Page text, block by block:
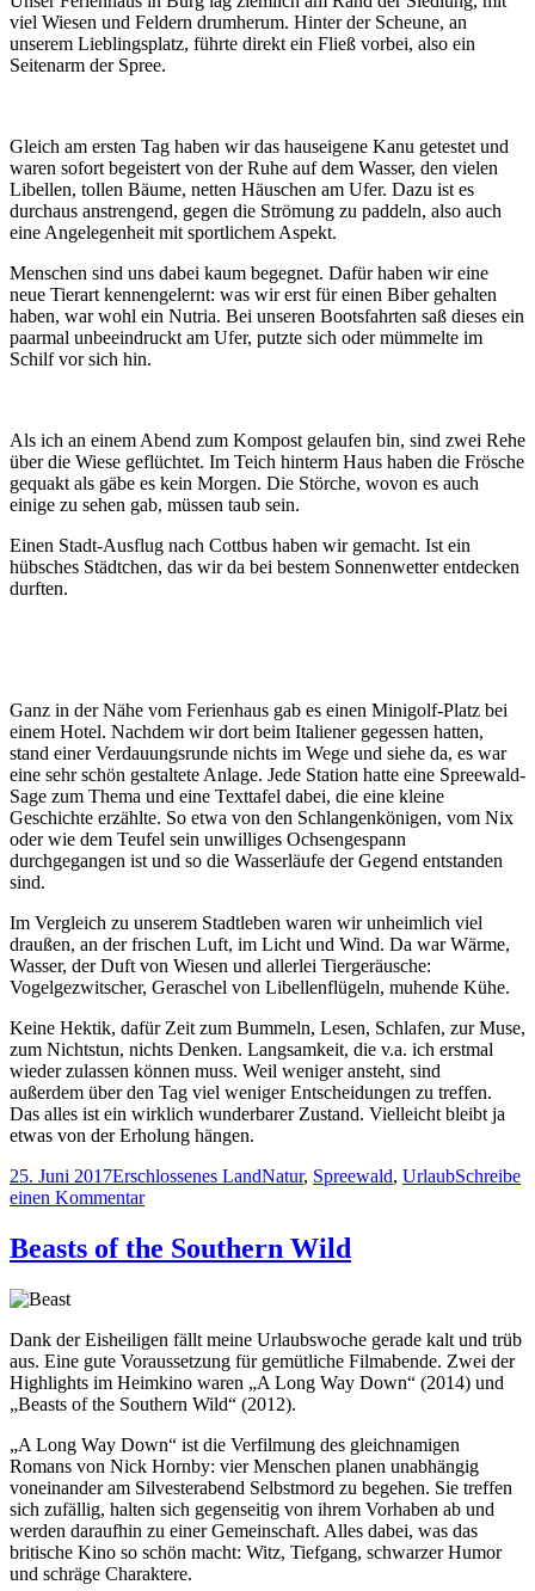
viel Wiesen und Feldern drumherum. Hinter der Scheune, an
unserem Lieblingsplatz, führte direkt ein Fließ vorbei, also ein
Seitenarm der Spree.
Gleich am ersten Tag haben wir das hauseigene Kanu getestet und
waren sofort begeistert von der Ruhe auf dem Wasser, den vielen
Libellen, tollen Bäume, netten Häuschen am Ufer. Dazu ist es
durchaus anstrengend, gegen die Strömung zu paddeln, also auch
eine Angelegenheit mit sportlichem Aspekt.
Menschen sind uns dabei kaum begegnet. Dafür haben wir eine
neue Tierart kennengelernt: was wir erst für einen Biber gehalten
haben, war wohl ein Nutria. Bei unseren Bootsfahrten saß dieses ein
paarmal unbeeindruckt am Ufer, putzte sich oder mümmelte im
Schilf vor sich hin.
Als ich an einem Abend zum Kompost gelaufen bin, sind zwei Rehe
über die Wiese geflüchtet. Im Teich hinterm Haus haben die Frösche
gequakt als gäbe es kein Morgen. Die Störche, wovon es auch
einige zu sehen gab, müssen taub sein.
Einen Stadt-Ausflug nach Cottbus haben wir gemacht. Ist ein
hübsches Städtchen, das wir da bei bestem Sonnenwetter entdecken
durften.
Ganz in der Nähe vom Ferienhaus gab es einen Minigolf-Platz bei
einem Hotel. Nachdem wir dort beim Italiener gegessen hatten,
stand einer Verdauungsrunde nichts im Wege und siehe da, es war
eine sehr schön gestaltete Anlage. Jede Station hatte eine Spreewald-
Sage zum Thema und eine Texttafel dabei, die eine kleine
Geschichte erzählte. So etwa von den Schlangenkönigen, vom Nix
oder wie dem Teufel sein unwilliges Ochsengespann
durchgegangen ist und so die Wasserläufe der Gegend entstanden
sind.
Im Vergleich zu unserem Stadtleben waren wir unheimlich viel
draußen, an der frischen Luft, im Licht und Wind. Da war Wärme,
Wasser, der Duft von Wiesen und allerlei Tiergeräusche:
Vogelgezwitscher, Geraschel von Libellenflügeln, muhende Kühe.
Keine Hektik, dafür Zeit zum Bummeln, Lesen, Schlafen, zur Muse,
zum Nichtstun, nichts Denken. Langsamkeit, die v.a. ich erstmal
wieder zulassen können muss. Weil weniger ansteht, sind
außerdem über den Tag viel weniger Entscheidungen zu treffen.
Das alles ist ein wirklich wunderbarer Zustand. Vielleicht bleibt ja
etwas von der Erholung hängen.
Veröffentlicht
am
25. Juni 2017Kategorien
Erschlossenes LandSchlagwörter
Natur, Spreewald, UrlaubSchreibe
einen Kommentarzu
–
Beasts of the Southern Wild
Dank der Eisheiligen fällt meine Urlaubswoche gerade kalt und trüb
aus. Eine gute Voraussetzung für gemütliche Filmabende. Zwei der
Highlights im Heimkino waren „A Long Way Down“ (2014) und
„Beasts of the Southern Wild“ (2012).
„A Long Way Down“ ist die Verfilmung des gleichnamigen
Romans von Nick Hornby: vier Menschen planen unabhängig
voneinander am Silvesterabend Selbstmord zu begehen. Sie treffen
sich zufällig, halten sich gegenseitig von ihrem Vorhaben ab und
werden daraufhin zu einer Gemeinschaft. Alles dabei, was das
britische Kino so schön macht: Witz, Tiefgang, schwarzer Humor
und schräge Charaktere.